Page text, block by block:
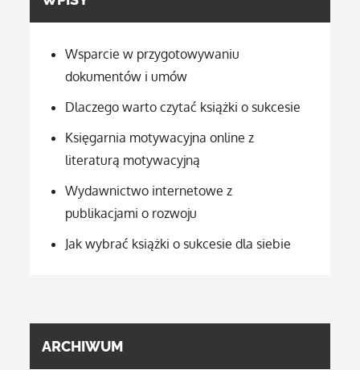
Wsparcie w przygotowywaniu
dokumentów i umów
Dlaczego warto czytać książki o sukcesie
Księgarnia motywacyjna online z
literaturą motywacyjną
Wydawnictwo internetowe z
publikacjami o rozwoju
Jak wybrać książki o sukcesie dla siebie
ARCHIWUM